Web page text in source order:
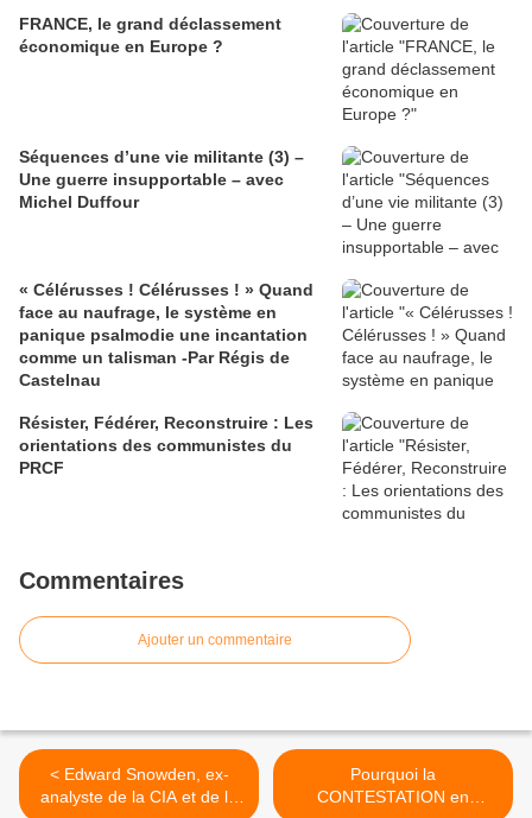
FRANCE, le grand déclassement
économique en Europe ?
Séquences d’une vie militante (3) –
Une guerre insupportable – avec
Michel Duffour
« Célérusses ! Célérusses ! » Quand
face au naufrage, le système en
panique psalmodie une incantation
comme un talisman -Par Régis de
Castelnau
Résister, Fédérer, Reconstruire : Les
orientations des communistes du
PRCF
Commentaires
Ajouter un commentaire
< Edward Snowden, ex-
analyste de la CIA et de la
Pourquoi la
CONTESTATION en